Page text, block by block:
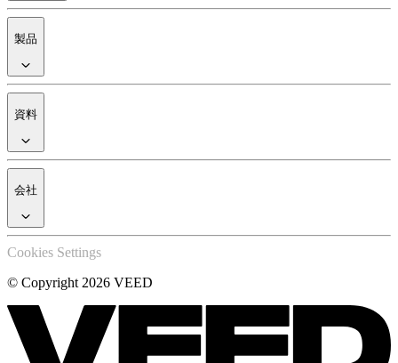
製品
資料
会社
Cookies Settings
© Copyright 2026 VEED